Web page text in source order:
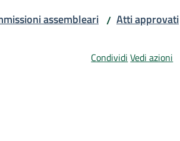
assembleari / Atti approvati
Condividi Vedi azioni